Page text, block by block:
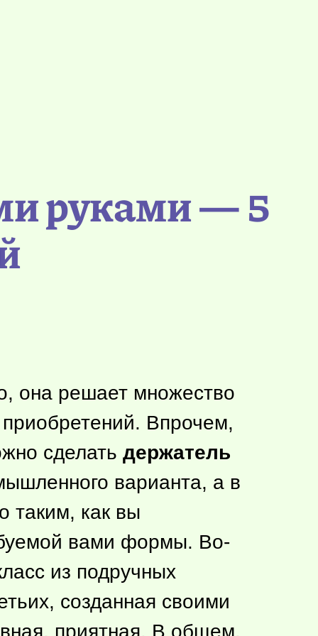
руками — 5
она решает множество
Впрочем,
сделать держатель
варианта, а в
таким, как вы
вами формы. Во-
из подручных
созданная своими
приятная. В общем,